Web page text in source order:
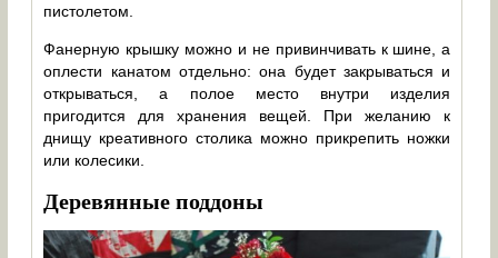
пистолетом.
Фанерную крышку можно и не привинчивать к шине, а
оплести канатом отдельно: она будет закрываться и
открываться, а полое место внутри изделия
пригодится для хранения вещей. При желанию к
днищу креативного столика можно прикрепить ножки
или колесики.
Деревянные поддоны